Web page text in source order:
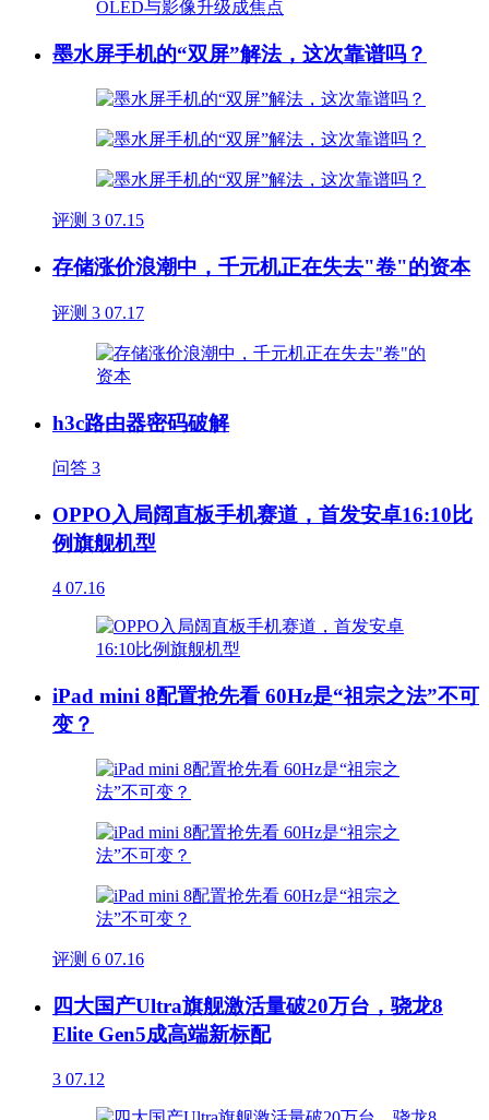
墨水屏手机的“双屏”解法，这次靠谱吗？
评测 3 07.15
存储涨价浪潮中，千元机正在失去"卷"的资本
评测 3 07.17
h3c路由器密码破解
问答 3
OPPO入局阔直板手机赛道，首发安卓16:10比
例旗舰机型
4 07.16
iPad mini 8配置抢先看 60Hz是“祖宗之法”不可
变？
评测 6 07.16
四大国产Ultra旗舰激活量破20万台，骁龙8
Elite Gen5成高端新标配
3 07.12